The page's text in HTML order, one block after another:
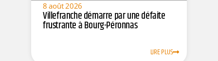
8 août 2026
Villefranche démarre par une défaite
frustrante à Bourg-Péronnas
LIRE PLUS